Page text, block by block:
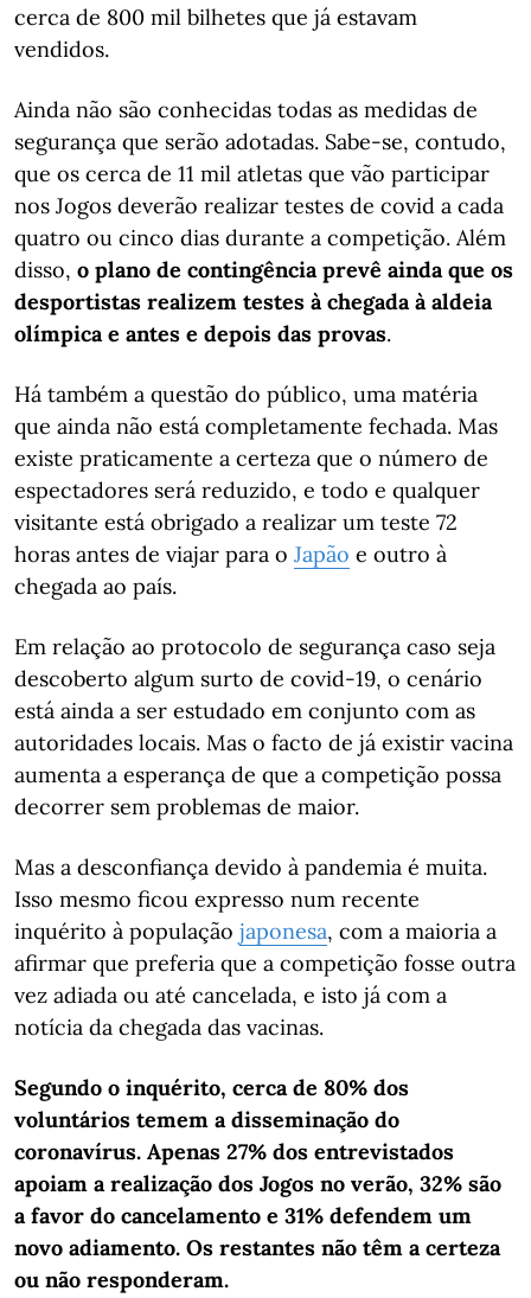
cerca de 800 mil bilhetes que já estavam
vendidos.
Ainda não são conhecidas todas as medidas de
segurança que serão adotadas. Sabe-se, contudo,
que os cerca de 11 mil atletas que vão participar
nos Jogos deverão realizar testes de covid a cada
quatro ou cinco dias durante a competição. Além
disso, o plano de contingência prevê ainda que os
desportistas realizem testes à chegada à aldeia
olímpica e antes e depois das provas.
Há também a questão do público, uma matéria
que ainda não está completamente fechada. Mas
existe praticamente a certeza que o número de
espectadores será reduzido, e todo e qualquer
visitante está obrigado a realizar um teste 72
horas antes de viajar para o Japão e outro à
chegada ao país.
Em relação ao protocolo de segurança caso seja
descoberto algum surto de covid-19, o cenário
está ainda a ser estudado em conjunto com as
autoridades locais. Mas o facto de já existir vacina
aumenta a esperança de que a competição possa
decorrer sem problemas de maior.
Mas a desconfiança devido à pandemia é muita.
Isso mesmo ficou expresso num recente
inquérito à população japonesa, com a maioria a
afirmar que preferia que a competição fosse outra
vez adiada ou até cancelada, e isto já com a
notícia da chegada das vacinas.
Segundo o inquérito, cerca de 80% dos
voluntários temem a disseminação do
coronavírus. Apenas 27% dos entrevistados
apoiam a realização dos Jogos no verão, 32% são
a favor do cancelamento e 31% defendem um
novo adiamento. Os restantes não têm a certeza
ou não responderam.